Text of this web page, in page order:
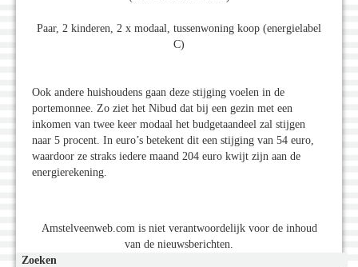
Paar, 2 kinderen, 2 x modaal, tussenwoning koop (energielabel
C)
Ook andere huishoudens gaan deze stijging voelen in de
portemonnee. Zo ziet het Nibud dat bij een gezin met een
inkomen van twee keer modaal het budgetaandeel zal stijgen
naar 5 procent. In euro’s betekent dit een stijging van 54 euro,
waardoor ze straks iedere maand 204 euro kwijt zijn aan de
energierekening.
Amstelveenweb.com is niet verantwoordelijk voor de inhoud
van de nieuwsberichten.
Zoeken